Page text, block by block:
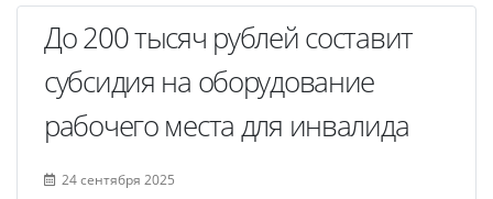
До 200 тысяч рублей составит
субсидия на оборудование
рабочего места для инвалида
24 сентября 2025